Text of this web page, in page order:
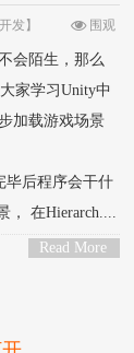
发】
围观
会陌生，那么
家学习Unity中
加载游戏场景
毕后程序会干什
， 在Hierarch....
Read More